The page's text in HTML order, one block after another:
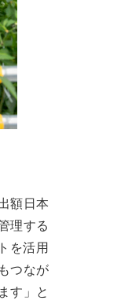
額日本
理する
を活用
つなが
す」と